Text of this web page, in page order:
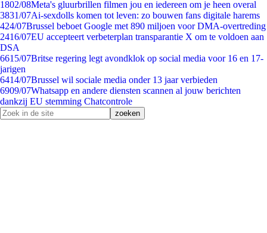
1802/08Meta's gluurbrillen filmen jou en iedereen om je heen overal
3831/07Ai-sexdolls komen tot leven: zo bouwen fans digitale harems
424/07Brussel beboet Google met 890 miljoen voor DMA-overtreding
2416/07EU accepteert verbeterplan transparantie X om te voldoen aan
DSA
6615/07Britse regering legt avondklok op social media voor 16 en 17-
jarigen
6414/07Brussel wil sociale media onder 13 jaar verbieden
6909/07Whatsapp en andere diensten scannen al jouw berichten
dankzij EU stemming Chatcontrole